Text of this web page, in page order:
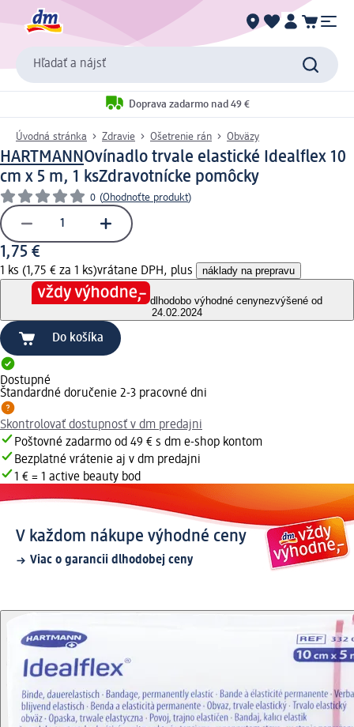
Hľadať a nájsť
Doprava zadarmo nad 49 €
Úvodná stránka Zdravie Ošetrenie rán Obväzy
HARTMANNOvínadlo trvale elastické Idealflex 10
cm x 5 m, 1 ksZdravotnícke pomôcky
0 (Ohodnoťte produkt)
1,75 €
1 ks (1,75 € za 1 ks)vrátane DPH, plus náklady na prepravu
dlhodobo výhodné cenynezvýšené od
24.02.2024
Do košíka
Dostupné
Štandardné doručenie 2-3 pracovné dni
Skontrolovať dostupnosť v dm predajni
Poštovné zadarmo od 49 € s dm e-shop kontom
Bezplatné vrátenie aj v dm predajni
1 € = 1 active beauty bod
V každom nákupe výhodné ceny
Viac o garancii dlhodobej ceny